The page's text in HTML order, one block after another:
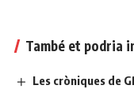
També et podria
Les cròniques de